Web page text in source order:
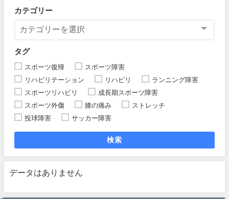
カテゴリー
タグ
スポーツ復帰
スポーツ障害
リハビリテーション
リハビリ
ランニング障害
スポーツリハビリ
成長期スポーツ障害
スポーツ外傷
膝の痛み
ストレッチ
投球障害
サッカー障害
検索
データはありません